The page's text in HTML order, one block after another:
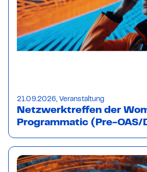
21.09.2026, Veranstaltung
Netzwerktreffen der
Programmatic (Pre-OAS/